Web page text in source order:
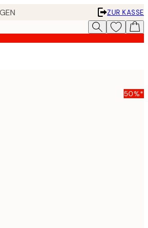
ZUR KASSE
50%*